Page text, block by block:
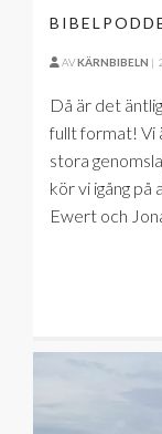
AVKÄRNBIBELN |
Då är det
fullt format! Vi
stora
kör vi igång
Ewert och